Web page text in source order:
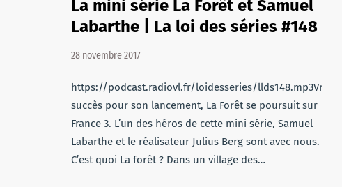
La mini série La Forêt et Samuel
Labarthe | La loi des séries #148
28 novembre 2017
https://podcast.radiovl.fr/loidesseries/llds148.mp3Vrai
succès pour son lancement, La Forêt se poursuit sur
France 3. L’un des héros de cette mini série, Samuel
Labarthe et le réalisateur Julius Berg sont avec nous.
C’est quoi La forêt ? Dans un village des…